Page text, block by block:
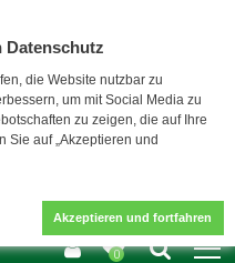
Datenschutz
die Website nutzbar zu
um mit Social Media zu
zu zeigen, die auf Ihre
Sie auf „Akzeptieren und
Akzeptieren und fortfahren
0